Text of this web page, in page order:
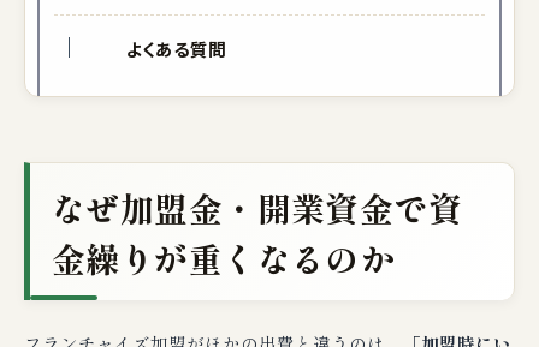
よくある質問
なぜ加盟金・開業資金で資
金繰りが重くなるのか